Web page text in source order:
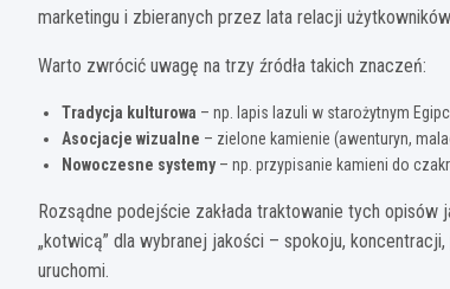
marketingu i zbieranych przez lata relacji
Warto zwrócić uwagę na trzy źródła takich znaczeń:
Tradycja kulturowa – np. lapis lazuli w starożytnym
Asocjacje wizualne – zielone kamienie (awenturyn,
Nowoczesne systemy– np. przypisanie kamieni do
Rozsądne podejście zakłada traktowanie tych opisów
„kotwicą” dla wybranej jakości – spokoju,
uruchomi.